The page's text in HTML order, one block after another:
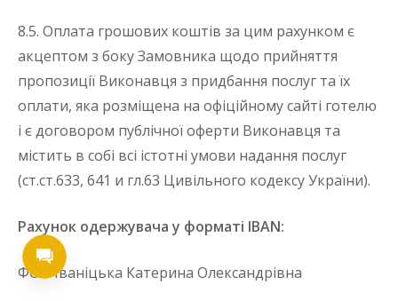
8.5. Оплата грошових коштів за цим рахунком є
акцептом з боку Замовника щодо прийняття
пропозиції Виконавця з придбання послуг та їх
оплати, яка розміщена на офіційному сайті готелю
і є договором публічної оферти Виконавця та
містить в собі всі істотні умови надання послуг
(ст.ст.633, 641 и гл.63 Цивільного кодексу України).
Рахунок одержувача у форматі IBAN:
ФОП Іваніцька Катерина Олександрівна